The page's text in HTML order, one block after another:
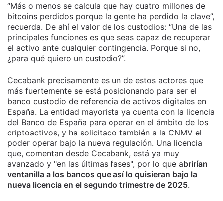
“Más o menos se calcula que hay cuatro millones de
bitcoins perdidos porque la gente ha perdido la clave”,
recuerda. De ahí el valor de los custodios: “Una de las
principales funciones es que seas capaz de recuperar
el activo ante cualquier contingencia. Porque si no,
¿para qué quiero un custodio?”.
Cecabank precisamente es un de estos actores que
más fuertemente se está posicionando para ser el
banco custodio de referencia de activos digitales en
España. La entidad mayorista ya cuenta con la licencia
del Banco de España para operar en el ámbito de los
criptoactivos, y ha solicitado también a la CNMV el
poder operar bajo la nueva regulación. Una licencia
que, comentan desde Cecabank, está ya muy
avanzado y "en las últimas fases", por lo que abrirían
ventanilla a los bancos que así lo quisieran bajo la
nueva licencia en el segundo trimestre de 2025.